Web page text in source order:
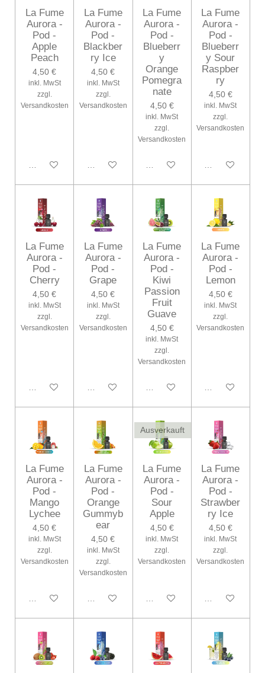
La Fume
Aurora -
Pod -
Apple
Peach
4,50 €
inkl. MwSt
zzgl.
Versandkosten
In den Warenkorb
La Fume
Aurora -
Pod -
Blackber
ry Ice
4,50 €
inkl. MwSt
zzgl.
Versandkosten
In den Warenkorb
La Fume
Aurora -
Pod -
Blueberr
y
Orange
Pomegra
nate
4,50 €
inkl. MwSt
zzgl.
Versandkosten
In den Warenkorb
La Fume
Aurora -
Pod -
Blueberr
y Sour
Raspber
ry
4,50 €
inkl. MwSt
zzgl.
Versandkosten
Bei
La Fume
Aurora -
Pod -
Cherry
4,50 €
inkl. MwSt
zzgl.
Versandkosten
In den Warenkorb
La Fume
Aurora -
Pod -
Grape
4,50 €
inkl. MwSt
zzgl.
Versandkosten
In den Warenkorb
La Fume
Aurora -
Pod -
Kiwi
Passion
Fruit
Guave
4,50 €
inkl. MwSt
zzgl.
Versandkosten
In den Warenkorb
La Fume
Aurora -
Pod -
Lemon
4,50 €
inkl. MwSt
zzgl.
Versandkosten
In den
La Fume
Aurora -
Pod -
Mango
Lychee
4,50 €
inkl. MwSt
zzgl.
Versandkosten
In den Warenkorb
La Fume
Aurora -
Pod -
Orange
Gummyb
ear
4,50 €
inkl. MwSt
zzgl.
Versandkosten
In den Warenkorb
Ausverkauft
La Fume
Aurora -
Pod -
Sour
Apple
4,50 €
inkl. MwSt
zzgl.
Versandkosten
Bei Verfügbarkeit
La Fume
Aurora -
Pod -
Strawber
ry Ice
4,50 €
inkl. MwSt
zzgl.
Versandkosten
In den